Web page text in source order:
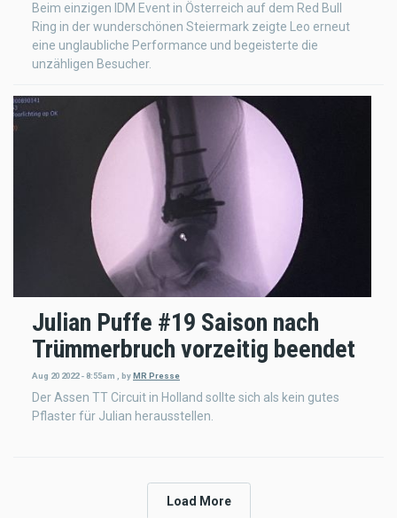
Beim einzigen IDM Event in Österreich auf dem Red Bull
Ring in der wunderschönen Steiermark zeigte Leo erneut
eine unglaubliche Performance und begeisterte die
unzähligen Besucher.
Julian Puffe #19 Saison nach
Trümmerbruch vorzeitig beendet
Aug 20 2022 - 8:55am byMR Presse
Der Assen TT Circuit in Holland sollte sich als kein gutes
Pflaster für Julian herausstellen.
Load More